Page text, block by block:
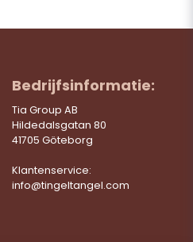
Bedrijfsinformatie:
Tia Group AB
Hildedalsgatan 80
41705 Göteborg
Klantenservice:
info@tingeltangel.com